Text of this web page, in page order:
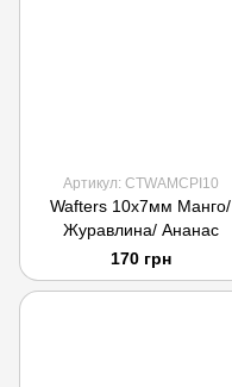
Артикул: CTWAMCPI10
Wafters 10x7мм Манго/
Журавлина/ Ананас
170 грн